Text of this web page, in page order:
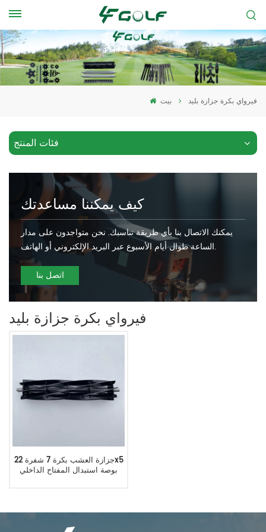
بيت فيرواي بكرة جزازة بليد
فئات المنتج
كيف يمكننا مساعدتك
يمكنك الاتصال بنا بأي طريقة تناسبك. نحن متواجدون على مدار
الساعة طوال أيام الأسبوع عبر البريد الإلكتروني أو الهاتف.
اتصل بنا
فيرواي بكرة جزازة بليد
جزازة العشب بكرة 7 شفرة 22x5
بوصة استبدال المفتاح الداخلي